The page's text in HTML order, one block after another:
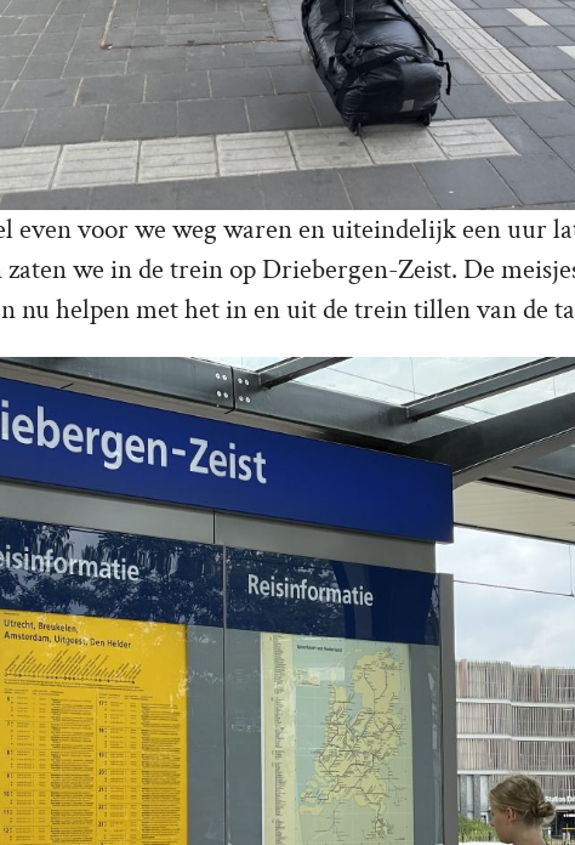
even voor we weg waren en uiteindelijk een uur
we in de trein op Driebergen-Zeist. De
nu helpen met het in en uit de trein tillen van de